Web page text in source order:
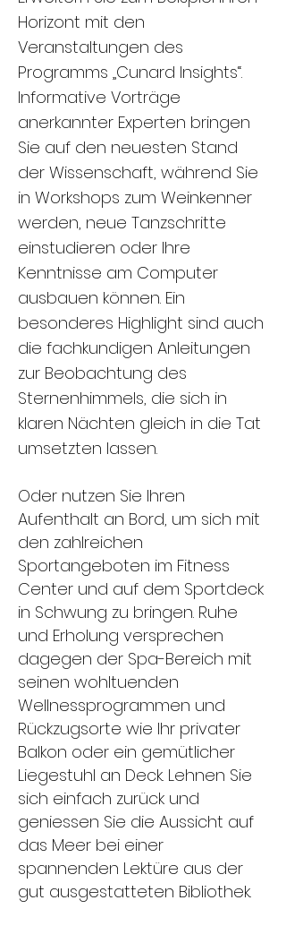
Horizont mit den
Veranstaltungen des
Programms „Cunard Insights“.
Informative Vorträge
anerkannter Experten bringen
Sie auf den neuesten Stand
der Wissenschaft, während Sie
in Workshops zum Weinkenner
werden, neue Tanzschritte
einstudieren oder Ihre
Kenntnisse am Computer
ausbauen können. Ein
besonderes Highlight sind auch
die fachkundigen Anleitungen
zur Beobachtung des
Sternenhimmels, die sich in
klaren Nächten gleich in die Tat
umsetzten lassen.
Oder nutzen Sie Ihren
Aufenthalt an Bord, um sich mit
den zahlreichen
Sportangeboten im Fitness
Center und auf dem Sportdeck
in Schwung zu bringen. Ruhe
und Erholung versprechen
dagegen der Spa-Bereich mit
seinen wohltuenden
Wellnessprogrammen und
Rückzugsorte wie Ihr privater
Balkon oder ein gemütlicher
Liegestuhl an Deck. Lehnen Sie
sich einfach zurück und
geniessen Sie die Aussicht auf
das Meer bei einer
spannenden Lektüre aus der
gut ausgestatteten Bibliothek.